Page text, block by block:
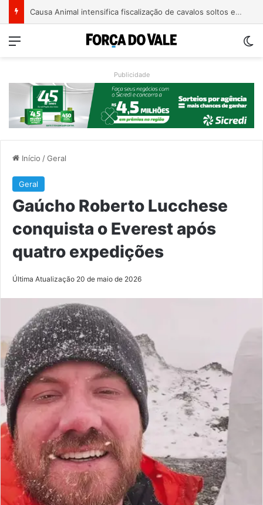
Causa Animal intensifica fiscalização de cavalos soltos e alerta tutores em Encantado
Menu
Publicidade
Início /Geral
Geral
Gaúcho Roberto Lucchese
conquista o Everest após
quatro expedições
Última Atualização 20 de maio de 2026